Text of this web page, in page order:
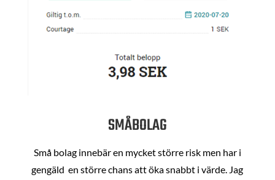
SMÅBOLAG
Små bolag innebär en mycket större risk men har i
gengäld en större chans att öka snabbt i värde. Jag